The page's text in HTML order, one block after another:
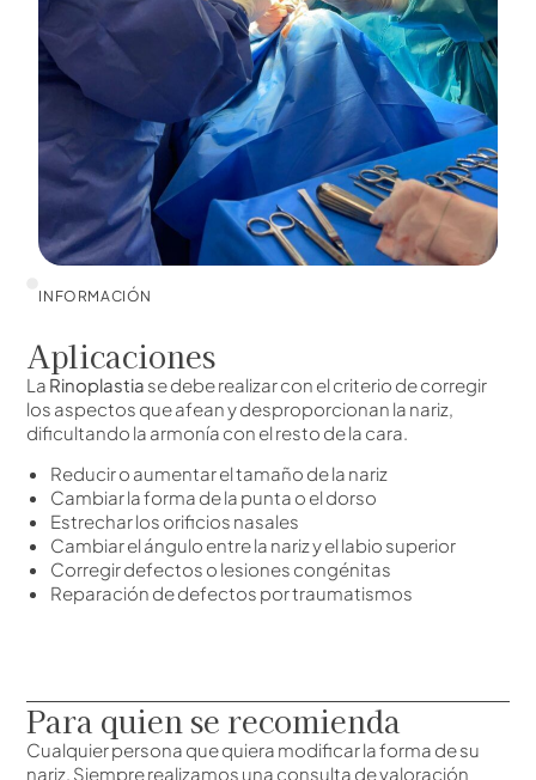
INFORMACIÓN
Aplicaciones
La Rinoplastia se debe realizar con el criterio de corregir
los aspectos que afean y desproporcionan la nariz,
dificultando la armonía con el resto de la cara.
Reducir o aumentar el tamaño de la nariz
Cambiar la forma de la punta o el dorso
Estrechar los orificios nasales
Cambiar el ángulo entre la nariz y el labio superior
Corregir defectos o lesiones congénitas
Reparación de defectos por traumatismos
Para quien se recomienda
Cualquier persona que quiera modificar la forma de su
nariz. Siempre realizamos una consulta de valoración